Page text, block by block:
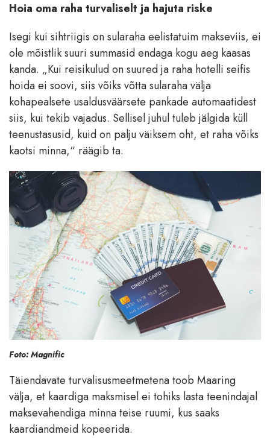
Hoia oma raha turvaliselt ja hajuta riske
Isegi kui sihtriigis on sularaha eelistatuim makseviis, ei
ole mõistlik suuri summasid endaga kogu aeg kaasas
kanda. „Kui reisikulud on suured ja raha hotelli seifis
hoida ei soovi, siis võiks võtta sularaha välja
kohapealsete usaldusväärsete pankade automaatidest
siis, kui tekib vajadus. Sellisel juhul tuleb jälgida küll
teenustasusid, kuid on palju väiksem oht, et raha võiks
kaotsi minna,“ räägib ta.
Foto: Magnific
Täiendavate turvalisusmeetmetena toob Maaring
välja, et kaardiga maksmisel ei tohiks lasta teenindajal
maksevahendiga minna teise ruumi, kus saaks
kaardiandmeid kopeerida.